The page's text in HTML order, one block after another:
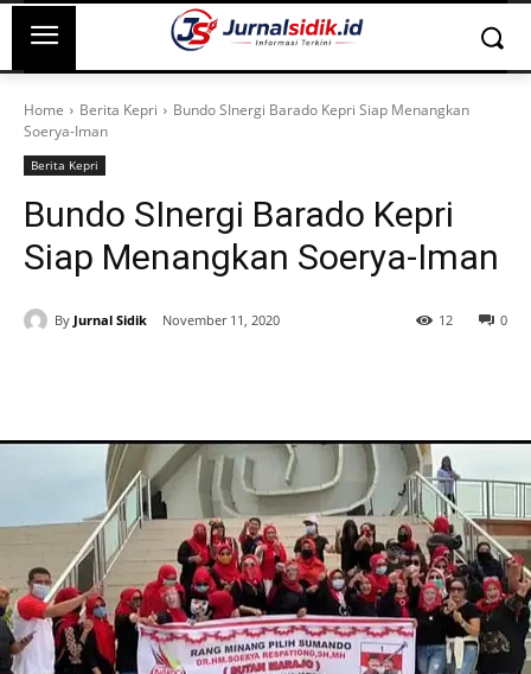
Home Berita Kepri
Bundo SInergi Barado Kepri Siap Menangkan
Soerya-Iman
Berita Kepri
Bundo SInergi Barado Kepri
Siap Menangkan Soerya-Iman
By Jurnal Sidik November 11, 2020 0
12